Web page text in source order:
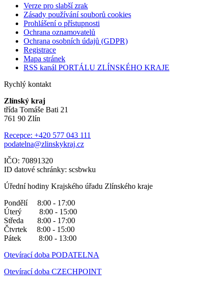
Verze pro slabší zrak
Zásady používání souborů cookies
Prohlášení o přístupnosti
Ochrana oznamovatelů
Ochrana osobních údajů (GDPR)
Registrace
Mapa stránek
RSS kanál PORTÁLU ZLÍNSKÉHO KRAJE
Rychlý kontakt
Zlínský kraj
třída Tomáše Bati 21
761 90 Zlín
Recepce: +420 577 043 111
podatelna@zlinskykraj.cz
IČO: 70891320
ID datové schránky: scsbwku
Úřední hodiny Krajského úřadu Zlínského kraje
Pondělí 8:00 - 17:00
Úterý 8:00 - 15:00
Středa 8:00 - 17:00
Čtvrtek 8:00 - 15:00
Pátek 8:00 - 13:00
Otevírací doba PODATELNA
Otevírací doba CZECHPOINT